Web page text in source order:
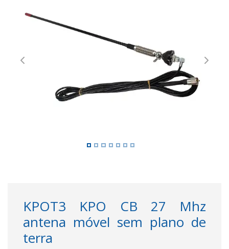
Previous Next
KPOT3 KPO CB 27 Mhz
antena móvel sem plano de
terra